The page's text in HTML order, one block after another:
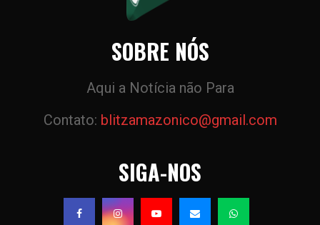
SOBRE NÓS
Aqui a Notícia não Para
Contato: blitzamazonico@gmail.com
SIGA-NOS